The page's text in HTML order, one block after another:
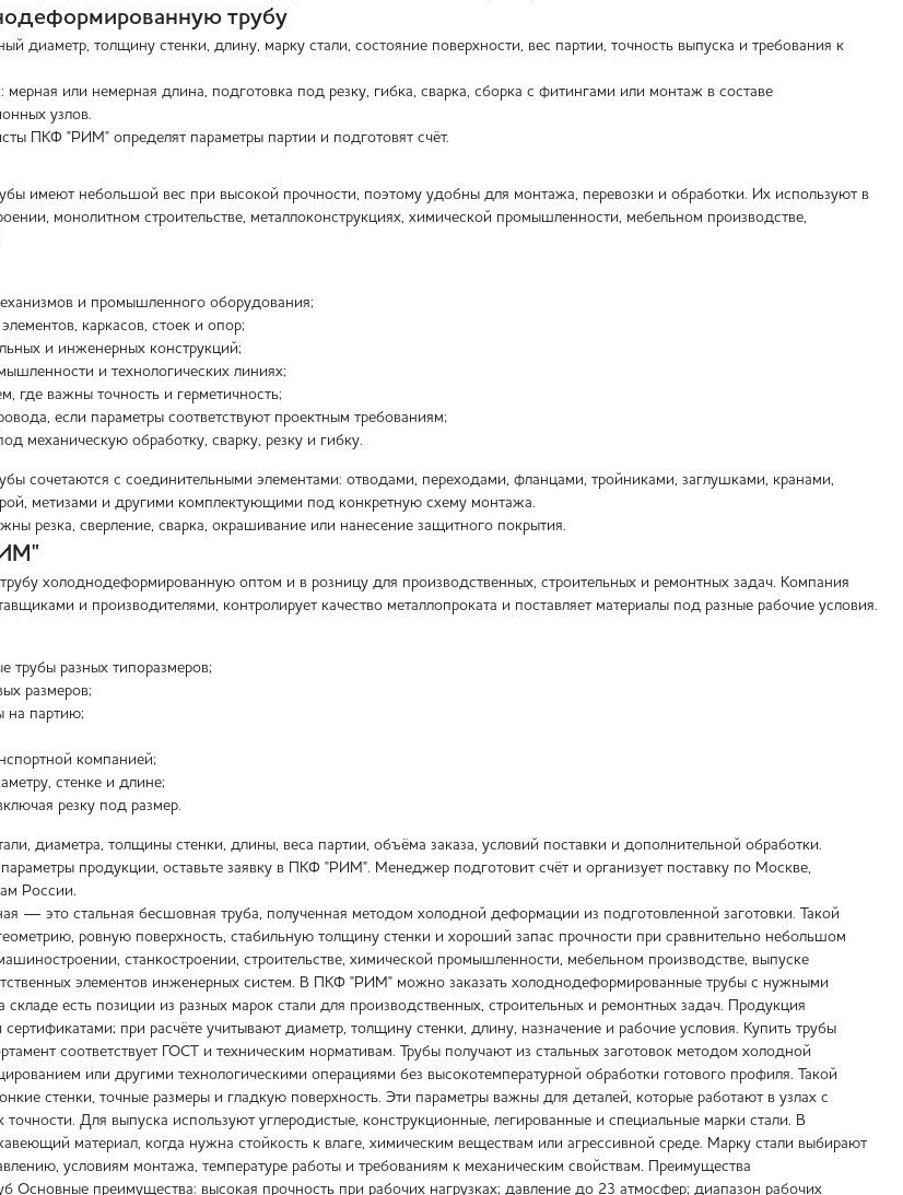
трубу
диаметр, толщину стенки, длину, марку стали, состояние поверхности, вес партии, точность выпуска и требования к
мерная или немерная длина, подготовка под резку, гибка, сварка, сборка с фитингами или монтаж в составе
узлов.
ПКФ "РИМ" определят параметры партии и подготовят счёт.
имеют небольшой вес при высокой прочности, поэтому удобны для монтажа, перевозки и обработки. Их используют в
монолитном строительстве, металлоконструкциях, химической промышленности, мебельном производстве,
и промышленного оборудования;
каркасов, стоек и опор;
и инженерных конструкций;
и технологических линиях;
где важны точность и герметичность;
если параметры соответствуют проектным требованиям;
механическую обработку, сварку, резку и гибку.
сочетаются с соединительными элементами: отводами, переходами, фланцами, тройниками, заглушками, кранами,
метизами и другими комплектующими под конкретную схему монтажа.
резка, сверление, сварка, окрашивание или нанесение защитного покрытия.
холоднодеформированную оптом и в розницу для производственных, строительных и ремонтных задач. Компания
и производителями, контролирует качество металлопроката и поставляет материалы под разные рабочие условия.
трубы разных типоразмеров;
размеров;
на партию;
компанией;
стенке и длине;
резку под размер.
диаметра, толщины стенки, длины, веса партии, объёма заказа, условий поставки и дополнительной обработки.
продукции, оставьте заявку в ПКФ "РИМ". Менеджер подготовит счёт и организует поставку по Москве,
России.
— это стальная бесшовная труба, полученная методом холодной деформации из подготовленной заготовки. Такой
ровную поверхность, стабильную толщину стенки и хороший запас прочности при сравнительно небольшом
станкостроении, строительстве, химической промышленности, мебельном производстве, выпуске
элементов инженерных систем. В ПКФ "РИМ" можно заказать холоднодеформированные трубы с нужными
складе есть позиции из разных марок стали для производственных, строительных и ремонтных задач. Продукция
сертификатами; при расчёте учитывают диаметр, толщину стенки, длину, назначение и рабочие условия. Купить трубы
соответствует ГОСТ и техническим нормативам. Трубы получают из стальных заготовок методом холодной
или другими технологическими операциями без высокотемпературной обработки готового профиля. Такой
стенки, точные размеры и гладкую поверхность. Эти параметры важны для деталей, которые работают в узлах с
Для выпуска используют углеродистые, конструкционные, легированные и специальные марки стали. В
материал, когда нужна стойкость к влаге, химическим веществам или агрессивной среде. Марку стали выбирают
условиям монтажа, температуре работы и требованиям к механическим свойствам. Преимущества
Основные преимущества: высокая прочность при рабочих нагрузках; давление до 23 атмосфер; диапазон рабочих